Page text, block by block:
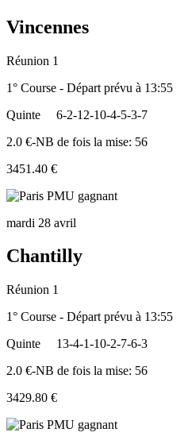
Vincennes
Réunion 1
1° Course - Départ prévu à 13:55
Quinte
6-2-12-10-4-5-3-7
2.0 €-NB de fois la mise: 56
3451.40 €
mardi 28 avril
Chantilly
Réunion 1
1° Course - Départ prévu à 13:55
Quinte
13-4-1-10-2-7-6-3
2.0 €-NB de fois la mise: 56
3429.80 €